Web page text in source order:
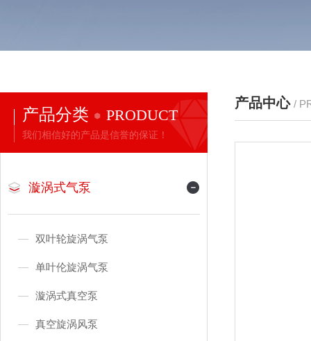
产品分类 PRODUCT
我们相信好的产品是信誉的保证！
漩涡式气泵
双叶轮旋涡气泵
单叶伦旋涡气泵
漩涡式真空泵
真空旋涡风泵
产品中心 /